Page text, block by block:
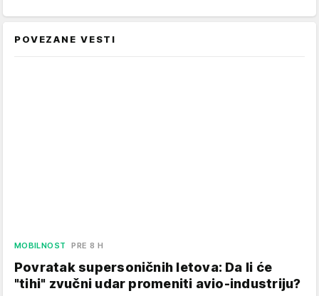
POVEZANE VESTI
MOBILNOST PRE 8 H
Povratak supersoničnih letova: Da li će
"tihi" zvučni udar promeniti avio-industriju?